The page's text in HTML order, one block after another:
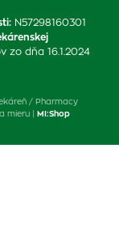
: N57298160301
zo dňa 16.1.2024
/ Pharmacy
mieru | MI:Shop